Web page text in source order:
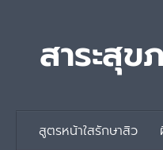
สาระสุข
สูตรหน้าใสรักษาสิว